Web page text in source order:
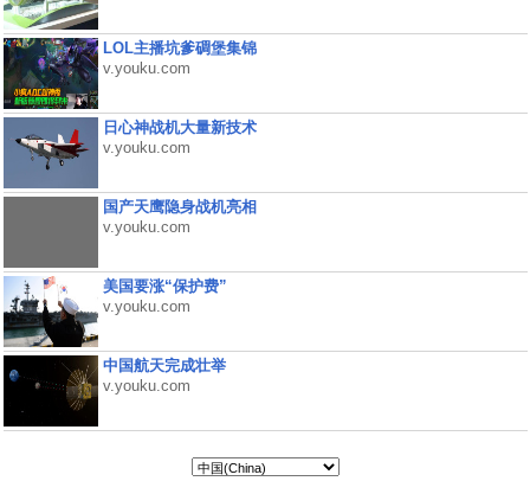
LOL主播坑爹碉堡集锦
v.youku.com
日心神战机大量新技术
v.youku.com
国产天鹰隐身战机亮相
v.youku.com
美国要涨“保护费”
v.youku.com
中国航天完成壮举
v.youku.com